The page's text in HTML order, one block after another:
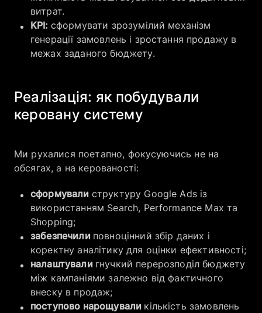
витрат.
KPI: сформувати зрозумілий механізм
генерації замовлень і зростання продажу в
межах заданого бюджету.
Реалізація: як побудували
керовану систему
Ми рухалися поетапно, фокусуючись не на
обсягах, а на керованості:
сформували структуру Google Ads із
використанням Search, Performance Max та
Shopping;
забезпечили повноцінний збір даних і
коректну аналітику для оцінки ефективності;
налаштували гнучкий перерозподіл бюджету
між кампаніями залежно від фактичного
внеску в продаж;
поступово нарощували кількість замовлень